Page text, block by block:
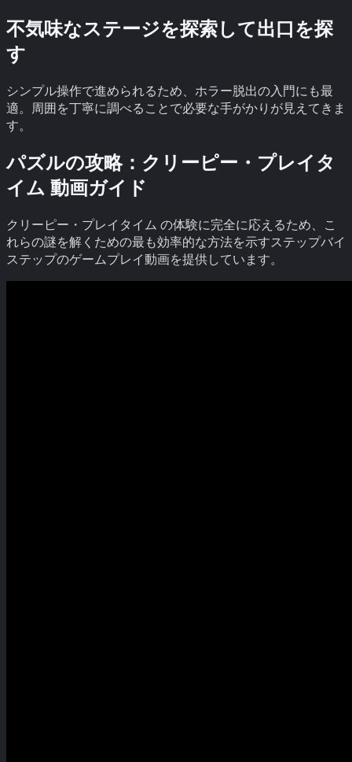
不気味なステージを探索して出口を探
す
シンプル操作で進められるため、ホラー脱出の入門にも最
適。周囲を丁寧に調べることで必要な手がかりが見えてきま
す。
パズルの攻略： クリーピー・プレイタ
イム 動画ガイド
クリーピー・プレイタイム の体験に完全に応えるため、こ
れらの謎を解くための最も効率的な方法を示すステップバイ
ステップのゲームプレイ動画を提供しています。